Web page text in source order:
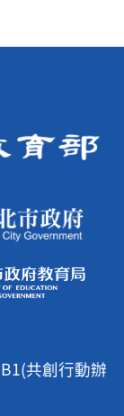
共創行動辦